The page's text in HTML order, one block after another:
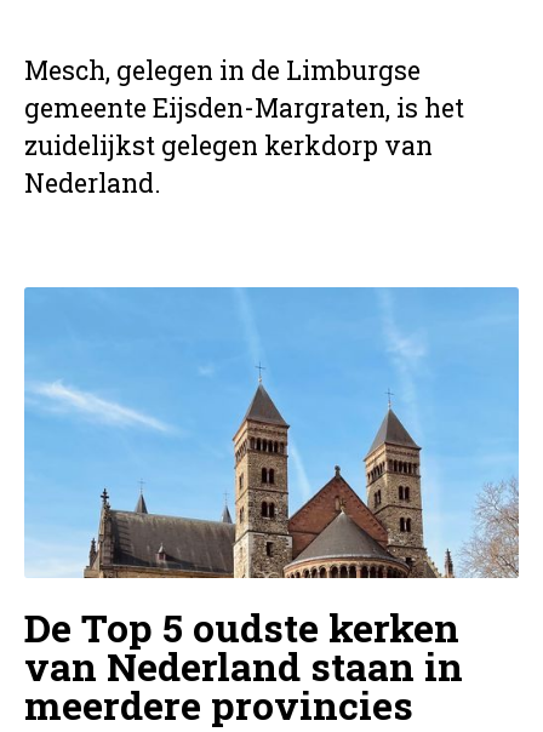
Mesch, gelegen in de Limburgse
gemeente Eijsden-Margraten, is het
zuidelijkst gelegen kerkdorp van
Nederland.
De Top 5 oudste kerken
van Nederland staan in
meerdere provincies